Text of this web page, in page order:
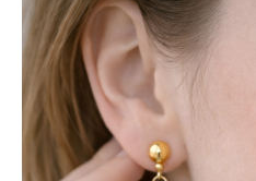
de
Calcedonia
Azul:
Serenidad,
Dulzura
Comunicación